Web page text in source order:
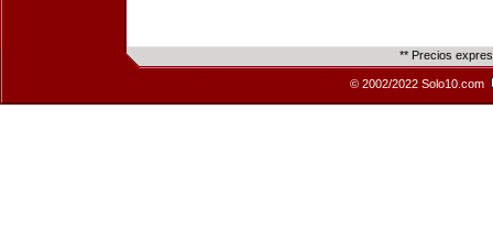
** Precios
© 2002/2022 Solo10.com